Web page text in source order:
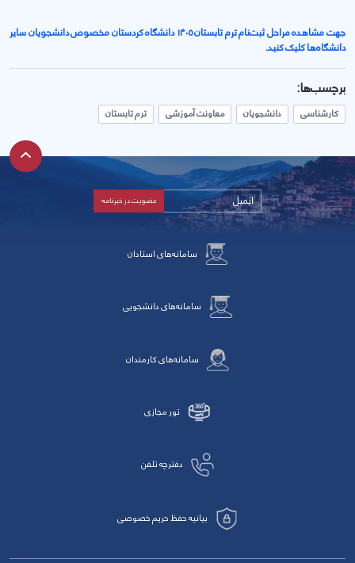
جهت مشاهده مراحل ثبت‌نام ترم تابستان ۱۴۰۵ دانشگاه كردستان مخصوص دانشجويان ساير
دانشگاه‌ها کلیک کنید.
برچسب‌ها:
کارشناسی دانشجویان معاونت آموزشی ترم تابستان
سامانه‌های استادان
سامانه‌های دانشجویی
سامانه‌های کارمندان
تور مجازی
دفترچه تلفن
بیانیه حفظ حریم خصوصی